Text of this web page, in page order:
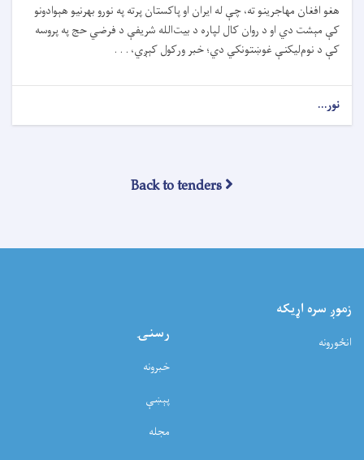
هغو افغان مهاجرینو ته، چې له ایران او پاکستان پرته په نورو بهرنیو هېوادونو
کې مېشت دي او د روان کال لپاره د بیت‌الله شریفې د فرضي حج په پروسه
کې د نوم‌لیکنې غوښتونکي دي؛ خبر ورکول کېږي، . . .
نور...
Back to tenders
زموږ سره اړيکه
انځورونه رسنۍ
خبرونه
پېښې
مجله